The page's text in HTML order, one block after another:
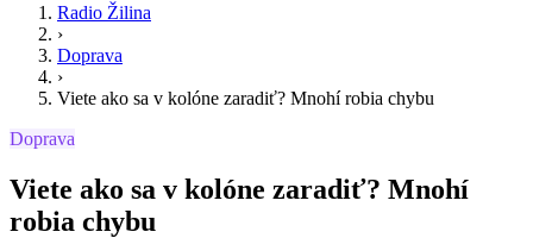
Radio Žilina
›
Doprava
›
Viete ako sa v kolóne zaradiť? Mnohí robia chybu
Doprava
Viete ako sa v kolóne zaradiť? Mnohí
robia chybu